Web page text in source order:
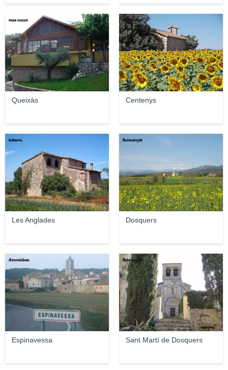
Queixàs
mas cucut
Centenys
lluiscanyet
Les Anglades
kalaora
Dosquers
lluiscanyet
Espinavessa
Atomicbee
Sant Martí de Dosquers
lluiscanyet